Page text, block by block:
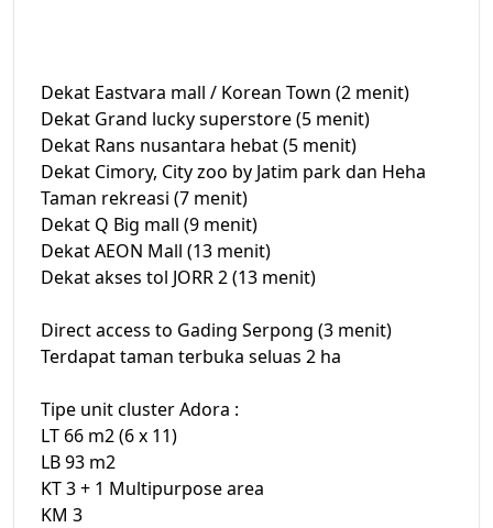
Dekat Eastvara mall / Korean Town (2 menit)
Dekat Grand lucky superstore (5 menit)
Dekat Rans nusantara hebat (5 menit)
Dekat Cimory, City zoo by Jatim park dan Heha
Taman rekreasi (7 menit)
Dekat Q Big mall (9 menit)
Dekat AEON Mall (13 menit)
Dekat akses tol JORR 2 (13 menit)
Direct access to Gading Serpong (3 menit)
Terdapat taman terbuka seluas 2 ha
Tipe unit cluster Adora :
LT 66 m2 (6 x 11)
LB 93 m2
KT 3 + 1 Multipurpose area
KM 3